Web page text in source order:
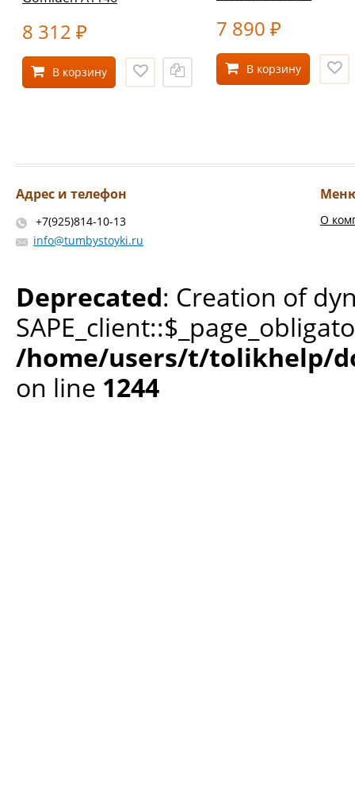
8 312 ₽
В корзину
7 890 ₽
В корзину
Адрес и телефон
+7(925)814-10-13
info@tumbystoyki.ru
О
Deprecated: Creation of
/home/users/t/tolikhelp/
on line 1244